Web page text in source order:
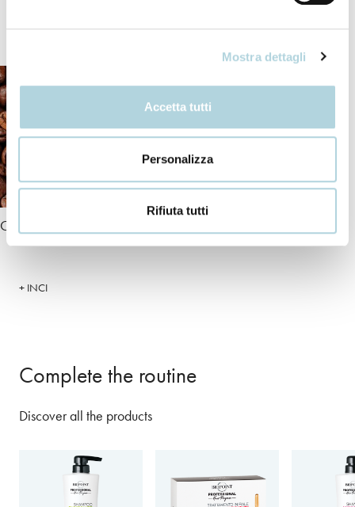
Mostra dettagli
Accetta tutti
Personalizza
Rifiuta tutti
Our ingredients
Caffeine
+ INCI
Complete the routine
Discover all the products